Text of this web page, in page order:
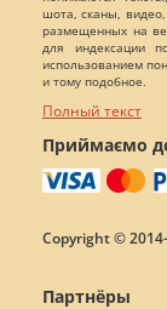
шота, сканы,
размещенных на
для индексации
использованием
и тому подобное.
Полный текст
Приймаємо
Copyright ©
Партнёры